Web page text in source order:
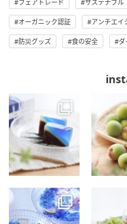
フェアトレード サステナブル
オーガニック認証 アンチエイ
防災グッズ 食の安全 ダ